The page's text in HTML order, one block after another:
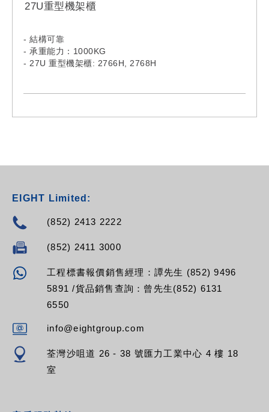
27U重型機架櫃
- 結構可靠
- 承重能力：1000KG
- 27U 重型機架櫃: 2766H, 2768H
EIGHT Limited:
(852) 2413 2222
(852) 2411 3000
工程標書報價銷售經理：譚先生 (852) 9496
5891 /貨品銷售查詢：曾先生(852) 6131
6550
info@eightgroup.com
荃灣沙咀道 26 - 38 號匯力工業中心 4 樓 18
室